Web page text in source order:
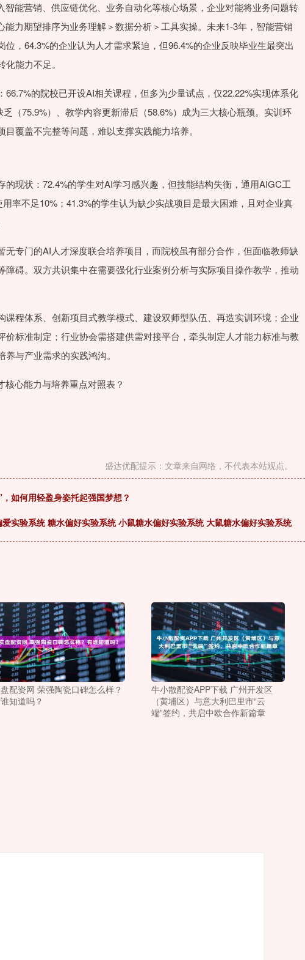
能营销、供应链优化、业务自动化等核心场景，企业对能将业务问题转
力期望排序为业务理解＞数据分析＞工具实操。未来1-3年，智能营销
，64.3%的企业认为人才需求紧迫，但96.4%的企业反映毕业生最突出
能力不足。
的院校已开设AI相关课程，但多为少量试点，仅22.22%实现体系化
（75.9%）、教学内容更新滞后（58.6%）成为三大核心瓶颈。实训环
覆盖不完整等问题，难以支撑实践能力培养。
现状：72.4%的学生对AI学习感兴趣，但技能结构失衡，通用AIGC工
率不足10%；41.3%的学生认为缺少实战项目是最大困难，且对企业真
专门的AI人才深度联合培养项目，而院校虽有部分合作，但面临教师缺
碍。双方共识集中在需要强化行业案例分析与实际项目操作教学，推动
程体系、创新项目式教学模式、建设双师型队伍、再造实训环境；企业
标准制定；行业协会需搭建供需对接平台，牵头制定人才能力标准与教
与产业需求的实践鸿沟。
心能力与培养重点对照表？
盛达优配提示：文章来自网络，不代表本站观点。
如何用轻盈身姿托起强国梦想？
实验系统 糖水偏好实验系统 小鼠糖水偏好实验系统 大鼠糖水偏好实验系统
配资网 荣强陶瓷口碑怎么样？
知道吗？
牛小散配资APP下载 广州开发区
（黄埔区）与意大利巴里市“云
端”签约，共启中欧合作新篇章